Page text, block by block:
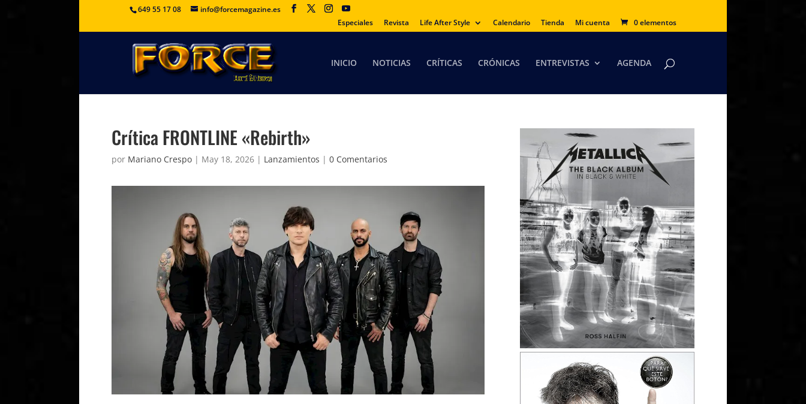
649 55 17 08
info@forcemagazine.es
Especiales
Revista Life After Style Calendario Tienda Mi cuenta 0 elementos
INICIO NOTICIAS CRÍTICAS CRÓNICAS ENTREVISTAS AGENDA
Crítica FRONTLINE «Rebirth»
por Mariano Crespo | May 18, 2026 | Lanzamientos | 0 Comentarios